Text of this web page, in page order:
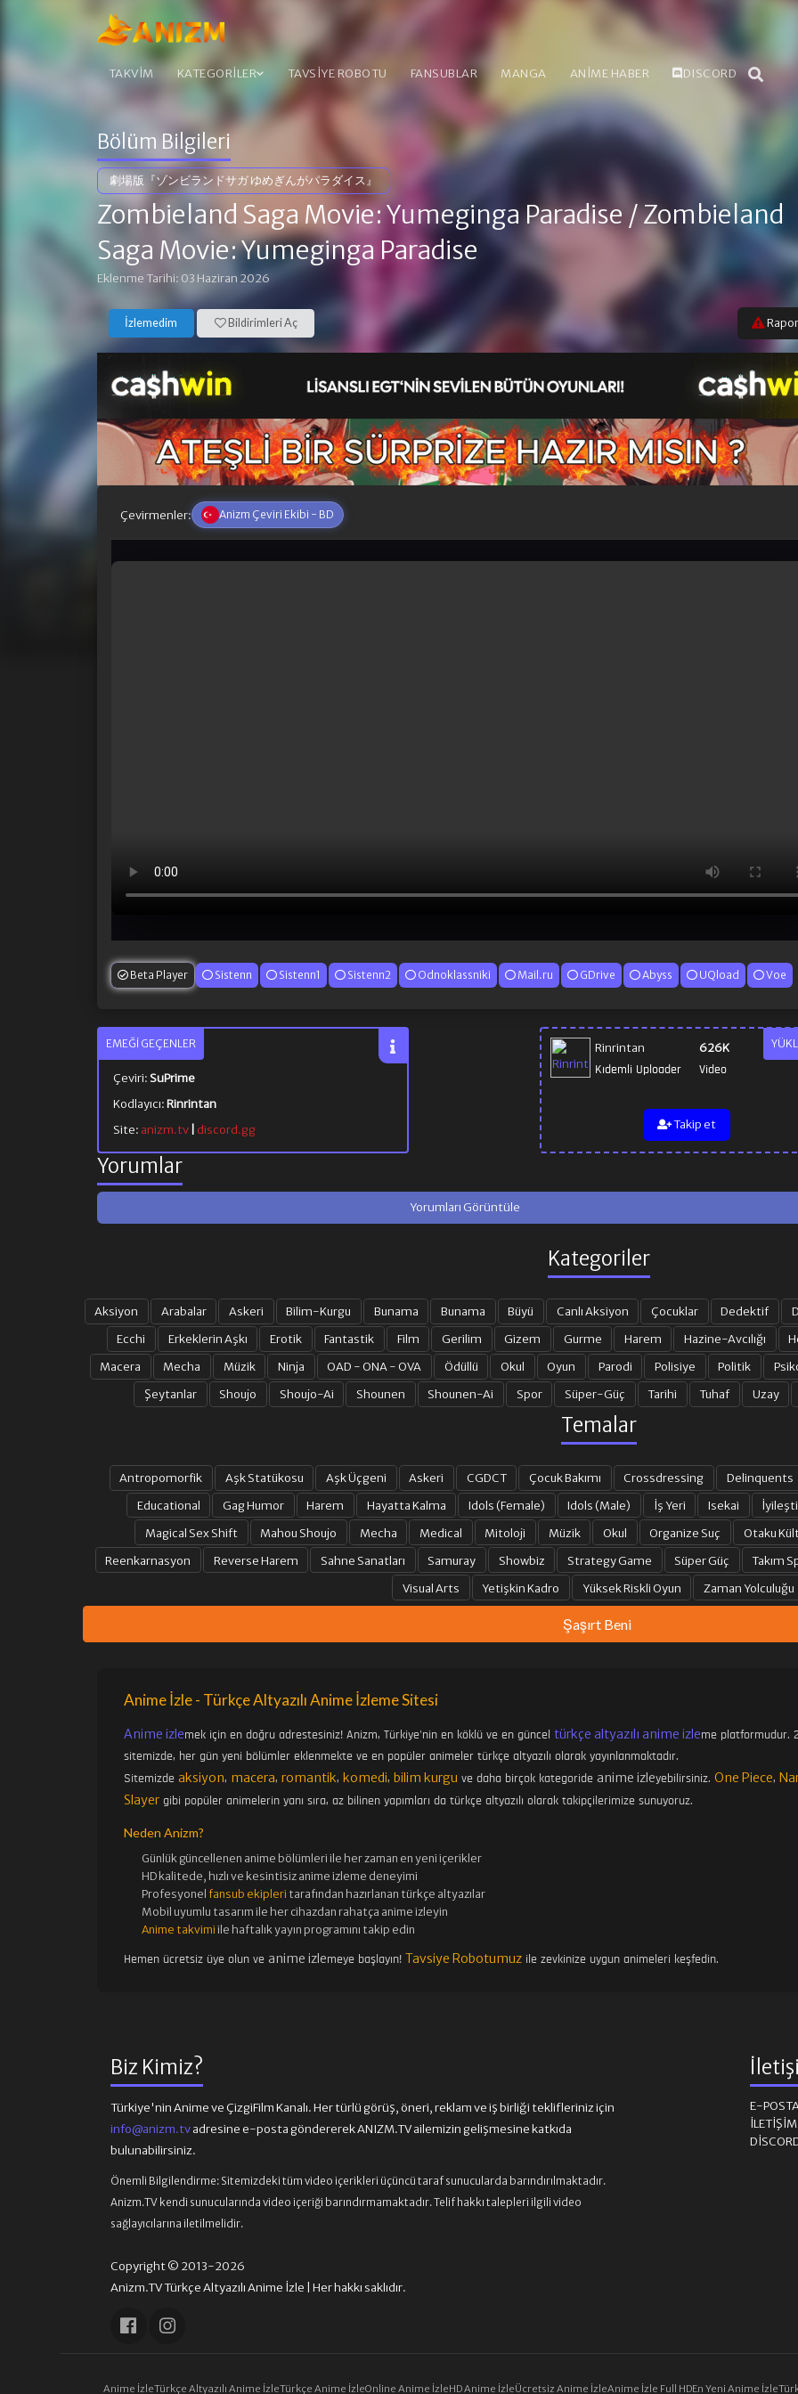
TAKVİM KATEGORİLER TAVSİYE ROBOTU FANSUBLAR MANGA ANİME HABER DISCORD
Bölüm Bilgileri
劇場版『ゾンビランドサガ ゆめぎんがパラダイス』
Zombieland Saga Movie: Yumeginga Paradise / Zombieland
Saga Movie: Yumeginga Paradise
Eklenme Tarihi: 03 Haziran 2026
İzlemedim Bildirimleri Aç
Çevirmenler: Anizm Çeviri Ekibi - BD
Beta Player Sistenn Sistenn1 Sistenn2 Odnoklassniki Mail.ru GDrive Abyss UQload Voe
Rinrintan
Kıdemli Uploader
626K
Video
Takip et
EMEĞI GEÇENLER
Çeviri: SuPrime
Kodlayıcı:Rinrintan
Site: anizm.tv| discord.gg
Yorumlar
Yorumları Görüntüle
Kategoriler
Aksiyon Arabalar Askeri Bilim-Kurgu Bunama Bunama Büyü Canlı Aksiyon Çocuklar Dedektif
Ecchi
Erkeklerin Aşkı Erotik Fantastik Film Gerilim Gizem Gurme Harem Hazine-Avcılığı
Macera
Mecha Müzik Ninja OAD - ONA - OVA Ödüllü Okul Oyun Parodi Polisiye Politik
Şeytanlar
Shoujo Shoujo-Ai Shounen Shounen-Ai Spor Süper-Güç Tarihi Tuhaf Uzay
Temalar
Antropomorfik Aşk Statükosu Aşk Üçgeni Askeri CGDCT Çocuk Bakımı Crossdressing
Delinquents
Educational
Gag Humor Harem Hayatta Kalma Idols (Female) Idols (Male) İş Yeri Isekai
Magical Sex Shift
Mahou Shoujo Mecha Medical Mitoloji Müzik Okul Organize Suç
Otaku
Reenkarnasyon
Reverse Harem Sahne Sanatları Samuray Showbiz Strategy Game Süper Güç
Takım
Visual Arts
Yetişkin Kadro Yüksek Riskli Oyun Zaman Yolculuğu
Şaşırt Beni
Anime İzle - Türkçe Altyazılı Anime İzleme Sitesi
Anime izlemek için en doğru adrestesiniz! Anizm, Türkiye'nin en köklü ve en güncel türkçe altyazılı anime izleme platformudur.
sitemizde, her gün yeni bölümler eklenmekte ve en popüler animeler türkçe altyazılı olarak yayınlanmaktadır.
Sitemizde aksiyon, macera, romantik, komedi, bilim kurgu ve daha birçok kategoride anime izleyebilirsiniz. One Piece,
Slayergibi popüler animelerin yanı sıra, az bilinen yapımları da türkçe altyazılı olarak takipçilerimize sunuyoruz.
Neden Anizm?
Günlük güncellenen anime bölümleri ile her zaman en yeni içerikler
HD kalitede, hızlı ve kesintisiz anime izleme deneyimi
Profesyonel fansub ekipleri tarafından hazırlanan türkçe altyazılar
Mobil uyumlu tasarım ile her cihazdan rahatça anime izleyin
Anime takvimi ile haftalık yayın programını takip edin
Hemen ücretsiz üye olun ve anime izlemeye başlayın! Tavsiye Robotumuzile zevkinize uygun animeleri keşfedin.
Biz Kimiz?
Türkiye'nin Anime ve ÇizgiFilm Kanalı. Her türlü görüş, öneri, reklam ve iş birliği teklifleriniz için
info@anizm.tvadresine e-posta göndererek ANIZM.TV ailemizin gelişmesine katkıda
bulunabilirsiniz.
Önemli Bilgilendirme:Sitemizdeki tüm video içerikleri üçüncü taraf sunucularda barındırılmaktadır.
Anizm.TV kendi sunucularında video içeriği barındırmamaktadır. Telif hakkı talepleri ilgili video
sağlayıcılarına iletilmelidir.
Copyright © 2013-2026
Anizm.TV Türkçe Altyazılı Anime İzle | Her hakkı saklıdır.
E-
Anime İzleTürkçe Altyazılı Anime İzleTürkçe Anime İzleOnline Anime İzleHD Anime İzleÜcretsiz Anime İzleAnime İzle Full HDEn Yeni Anime İzle